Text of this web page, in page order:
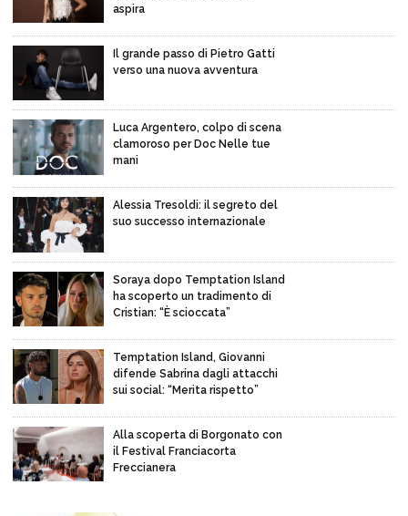
aspira
Il grande passo di Pietro Gatti
verso una nuova avventura
Luca Argentero, colpo di scena
clamoroso per Doc Nelle tue
mani
Alessia Tresoldi: il segreto del
suo successo internazionale
Soraya dopo Temptation Island
ha scoperto un tradimento di
Cristian: “È scioccata”
Temptation Island, Giovanni
difende Sabrina dagli attacchi
sui social: “Merita rispetto”
Alla scoperta di Borgonato con
il Festival Franciacorta
Freccianera